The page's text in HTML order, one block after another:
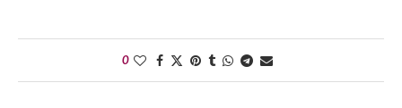
0